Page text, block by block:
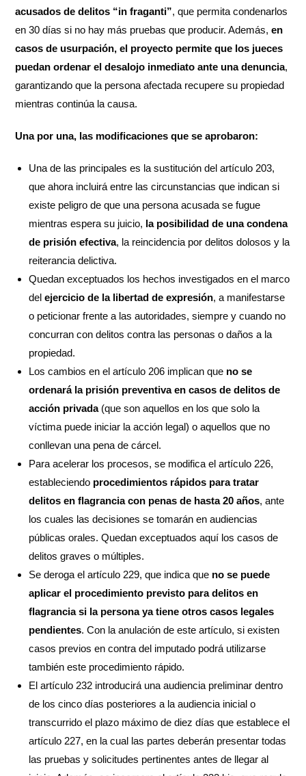
acusados de delitos “in fraganti”, que permita condenarlos
en 30 días si no hay más pruebas que producir. Además,en
casos de usurpación, el proyecto permite que los jueces
puedan ordenar el desalojo inmediato ante una denuncia,
garantizando que la persona afectada recupere su propiedad
mientras continúa la causa.
Una por una, las modificaciones que se aprobaron:
Una de las principales es la sustitución del artículo 203,
que ahora incluirá entre las circunstancias que indican si
existe peligro de que una persona acusada se fugue
mientras espera su juicio, la posibilidad de una condena
de prisión efectiva, la reincidencia por delitos dolosos y la
reiterancia delictiva.
Quedan exceptuados los hechos investigados en el marco
delejercicio de la libertad de expresión, a manifestarse
o peticionar frente a las autoridades, siempre y cuando no
concurran con delitos contra las personas o daños a la
propiedad.
Los cambios en el artículo 206 implican que no se
ordenará la prisión preventiva en casos de delitos de
acción privada(que son aquellos en los que solo la
víctima puede iniciar la acción legal) o aquellos que no
conllevan una pena de cárcel.
Para acelerar los procesos, se modifica el artículo 226,
estableciendo procedimientos rápidos para tratar
delitos en flagrancia con penas de hasta 20 años, ante
los cuales las decisiones se tomarán en audiencias
públicas orales. Quedan exceptuados aquí los casos de
delitos graves o múltiples.
Se deroga el artículo 229, que indica que no se puede
aplicar el procedimiento previsto para delitos en
flagrancia si la persona ya tiene otros casos legales
pendientes. Con la anulación de este artículo, si existen
casos previos en contra del imputado podrá utilizarse
también este procedimiento rápido.
El artículo 232 introducirá una audiencia preliminar dentro
de los cinco días posteriores a la audiencia inicial o
transcurrido el plazo máximo de diez días que establece el
artículo 227, en la cual las partes deberán presentar todas
las pruebas y solicitudes pertinentes antes de llegar al